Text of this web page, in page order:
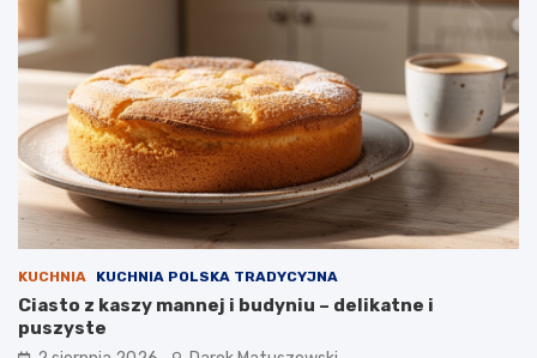
KUCHNIA KUCHNIA POLSKA TRADYCYJNA
Ciasto z kaszy mannej i budyniu – delikatne i
puszyste